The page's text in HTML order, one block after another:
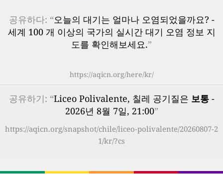
공유하다: “오늘의 대기는 얼마나 오염되었을까요? -
세계 100 개 이상의 국가의 실시간 대기 오염 정보 지
도를 확인해보세요.”
https://aqicn.org/here/kr/
공유하기: “Liceo Polivalente, 칠레 공기질은 보통-
2026년 8월 7일, 21:00”
https://aqicn.org/snapshot/chile/liceo-polivalente/20260807-2
1/kr/?cs